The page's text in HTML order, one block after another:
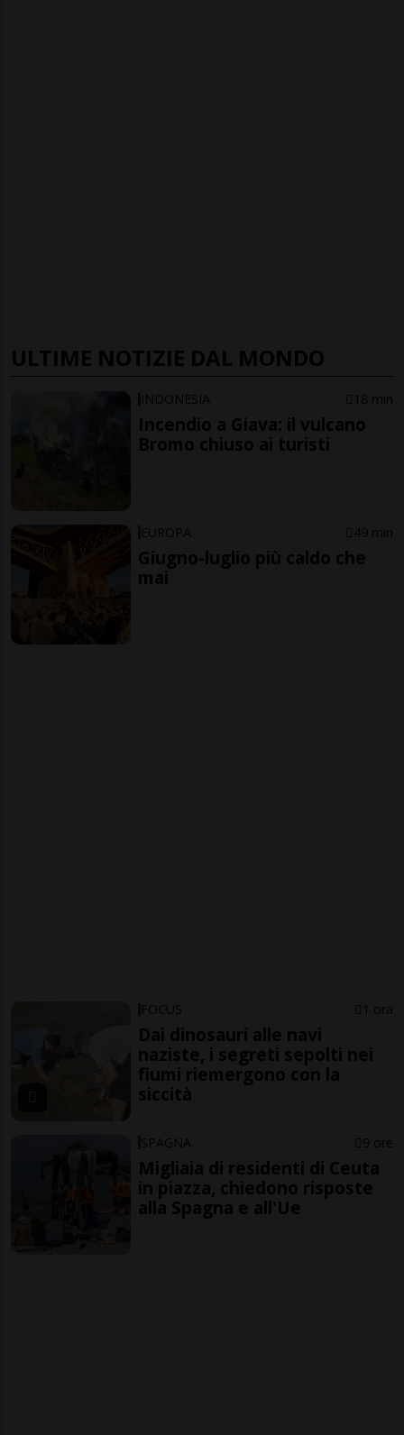
ULTIME NOTIZIE DAL MONDO
INDONESIA 18 min
Incendio a Giava: il vulcano
Bromo chiuso ai turisti
EUROPA 49 min
Giugno-luglio più caldo che
mai
FOCUS 1 ora
Dai dinosauri alle navi
naziste, i segreti sepolti nei
fiumi riemergono con la
siccità
SPAGNA 9 ore
Migliaia di residenti di Ceuta
in piazza, chiedono risposte
alla Spagna e all'Ue